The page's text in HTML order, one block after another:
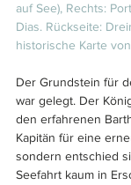
auf See), Rechts:
Dias. Rückseite:
historische Karte
Der Grundstein für
war gelegt. Der
den erfahrenen
Kapitän für eine
sondern entschied
Seefahrt kaum in